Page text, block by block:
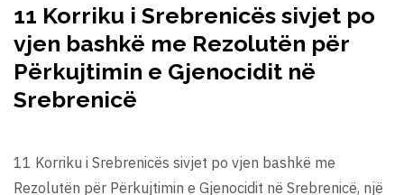
11 Korriku i Srebrenicës sivjet po
vjen bashkë me Rezolutën për
Përkujtimin e Gjenocidit në
Srebrenicë
11 Korriku i Srebrenicës sivjet po vjen bashkë me
Rezolutën për Përkujtimin e Gjenocidit në Srebrenicë, një